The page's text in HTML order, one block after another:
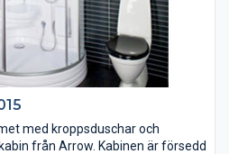
med kroppsduschar och
från Arrow. Kabinen är försedd